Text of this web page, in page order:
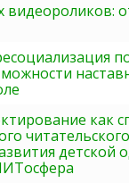
видеороликов:
как
читательского
детской